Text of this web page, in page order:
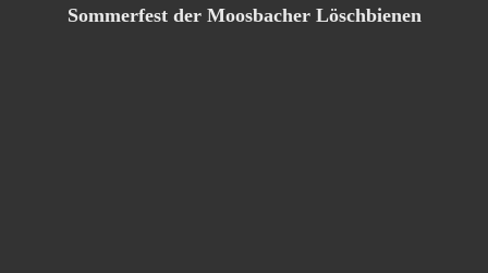
Sommerfest der Moosbacher Löschbienen